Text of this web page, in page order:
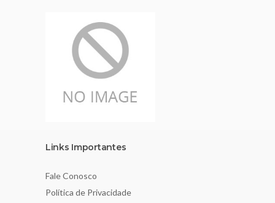
Links Importantes
Fale Conosco
Política de Privacidade